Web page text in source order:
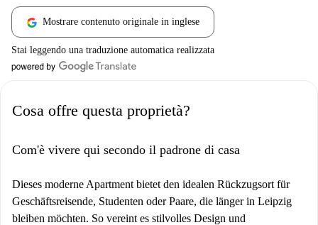
Mostrare contenuto originale in inglese
Stai leggendo una traduzione automatica realizzata
Cosa offre questa proprietà?
Com'è vivere qui secondo il padrone di casa
Dieses moderne Apartment bietet den idealen Rückzugsort für
Geschäftsreisende, Studenten oder Paare, die länger in Leipzig
bleiben möchten. So vereint es stilvolles Design und